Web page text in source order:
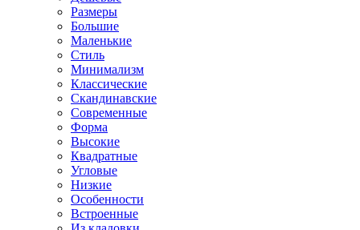
Размеры
Большие
Маленькие
Стиль
Минимализм
Классические
Скандинавские
Современные
Форма
Высокие
Квадратные
Угловые
Низкие
Особенности
Встроенные